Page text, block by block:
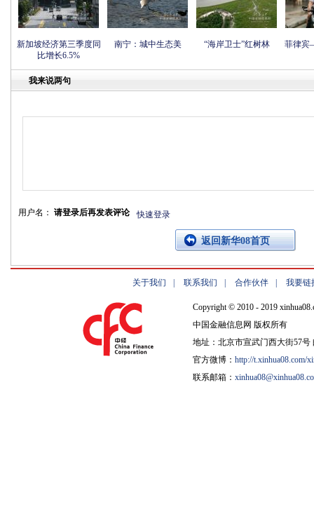
新加坡经济第三季度同
比增长6.5%
南宁：城中生态美 “海岸卫士”红树林 菲律宾
我来说两句
用户名： 请登录后再发表评论 快速登录
返回新华08首页
关于我们 联系我们 合作伙伴 我要链
Copyright © 2010 - 2019
中国金融信息网 版权所有
地址：北京市宣武门西大街57号
官方微博： http://t.xinhua08.com/
联系邮箱：